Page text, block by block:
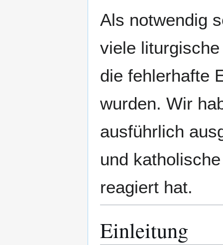
Als notwendig
viele
die fehlerhafte
wurden. Wir
ausführlich
und
reagiert hat.
Einleitung